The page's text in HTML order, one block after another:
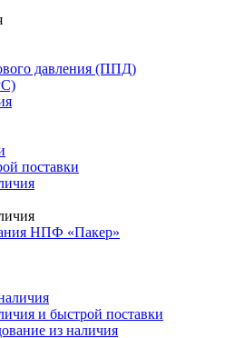
давления (ППД)
поставки
и быстрой поставки